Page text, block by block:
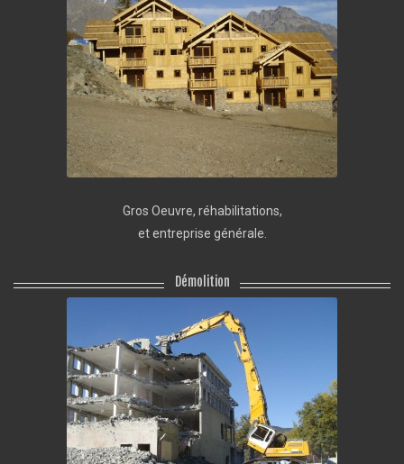
Gros Oeuvre, réhabilitations,
et entreprise générale.
Démolition